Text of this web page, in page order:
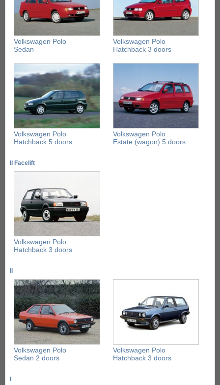
Volkswagen Polo
Sedan
Volkswagen Polo
Hatchback 3 doors
Volkswagen Polo
Hatchback 5 doors
Volkswagen Polo
Estate (wagon) 5 doors
II Facelift
Volkswagen Polo
Hatchback 3 doors
Volkswagen Polo
Sedan 2 doors
Volkswagen Polo
Hatchback 3 doors
I